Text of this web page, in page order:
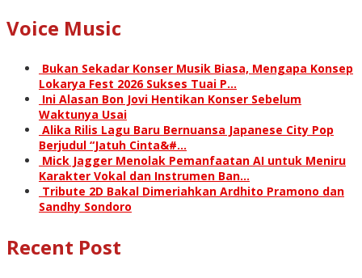
Voice Music
Bukan Sekadar Konser Musik Biasa, Mengapa Konsep
Lokarya Fest 2026 Sukses Tuai P…
Ini Alasan Bon Jovi Hentikan Konser Sebelum
Waktunya Usai
Alika Rilis Lagu Baru Bernuansa Japanese City Pop
Berjudul “Jatuh Cinta&#…
Mick Jagger Menolak Pemanfaatan AI untuk Meniru
Karakter Vokal dan Instrumen Ban…
Tribute 2D Bakal Dimeriahkan Ardhito Pramono dan
Sandhy Sondoro
Recent Post